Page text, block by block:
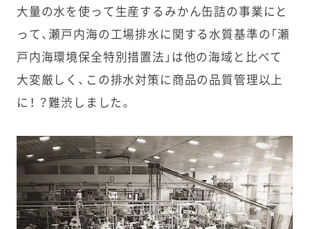
大量の水を使って生産するみかん缶詰の事業にと
って、瀬戸内海の工場排水に関する水質基準の「瀬
戸内海環境保全特別措置法」は他の海域と比べて
大変厳しく、この排水対策に商品の品質管理以上
に！ ？難渋しました。